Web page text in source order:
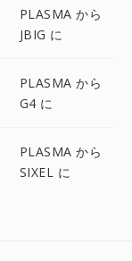
PLASMA から
JBIG に
PLASMA から
G4 に
PLASMA から
SIXEL に